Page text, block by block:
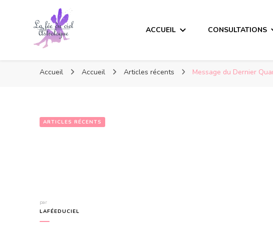
ACCUEIL CONSULTATIONS
Accueil Accueil Articles récents Message du Dernier
ARTICLES RÉCENTS
par
LAFÉEDUCIEL